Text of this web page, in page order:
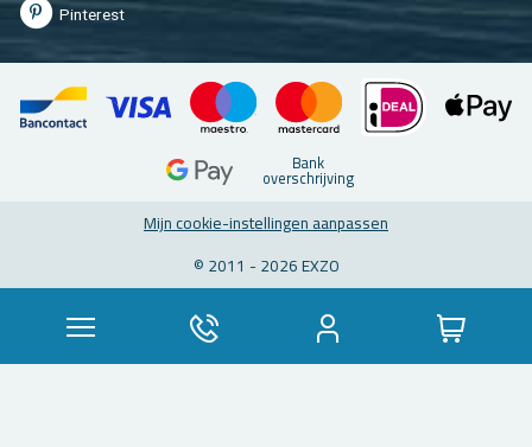
Pin­te­rest
Bank
over­schrij­ving
Mijn coo­kie-in­stel­lin­gen aan­pas­sen
© 2011 - 2026 EXZO